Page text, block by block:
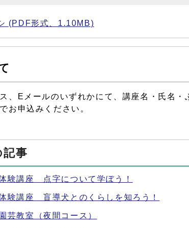
(PDF形式、1.10MB)
、Eメールのいずれかにて、講座名・氏名・
お申込みください。
記事
験講座 点字について学ぼう！
験講座 盲導犬とのくらしを知ろう！
芸教室（夜間コース）